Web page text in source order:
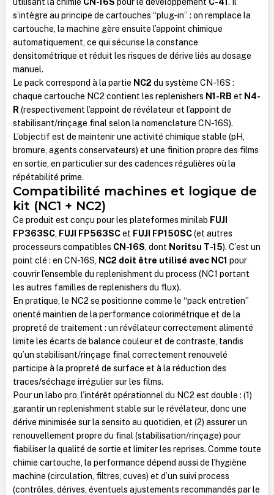
s’intègre au principe de cartouches “plug-in” : on remplace la
cartouche, la machine gère ensuite l’appoint chimique
automatiquement, ce qui sécurise la constance
densitométrique et réduit les risques de dérive liés au dosage
manuel.
Le pack correspond à la partie NC2 du système CN-16S :
chaque cartouche NC2 contient les replenishers N1-RB et N4-
R (respectivement l’appoint de révélateur et l’appoint de
stabilisant/rinçage final selon la nomenclature CN-16S).
L’objectif est de maintenir une activité chimique stable (pH,
bromure, agents conservateurs) et une finition propre des films
en sortie, en particulier sur des cadences régulières où la
répétabilité prime.
Compatibilité machines et logique de
kit (NC1 + NC2)
Ce produit est conçu pour les plateformes minilab FUJI
FP363SC, FUJI FP563SCet FUJI FP150SC(et autres
processeurs compatibles CN-16S, dont Noritsu T-15). C’est un
point clé : en CN-16S, NC2 doit être utilisé avec NC1 pour
couvrir l’ensemble du replenishment du process (NC1 portant
les autres familles de replenishers du flux).
En pratique, le NC2 se positionne comme le “pack entretien”
orienté maintien de la performance colorimétrique et de la
propreté de traitement : un révélateur correctement alimenté
limite les écarts de balance couleur et de contraste, tandis
qu’un stabilisant/rinçage final correctement renouvelé
participe à la propreté de surface et à la réduction des
traces/séchage irrégulier sur les films.
Pour un labo pro, l’intérêt opérationnel du NC2 est double : (1)
garantir un replenishment stable sur le révélateur, donc une
dérive minimisée sur la sensito au quotidien, et (2) assurer un
renouvellement propre du final (stabilisation/rinçage) pour
fiabiliser la qualité de sortie et limiter les reprises. Comme toute
chimie cartouche, la performance dépend aussi de l’hygiène
machine (circulation, filtres, cuves) et d’un suivi process
(contrôles, dérives, éventuels ajustements recommandés par le